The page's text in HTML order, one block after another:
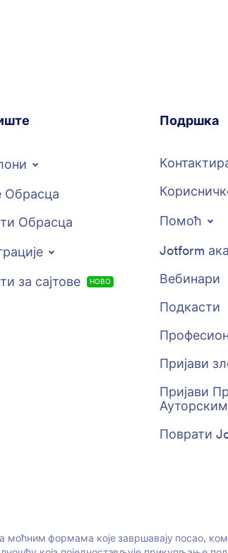
Обрасца
Обрасца
за сајтове
НОВО
Подршка
Помоћ
Jotform
Вебинари
Подкасти
Пријави
Пријави
Поврати
моћним формама које завршавају посао,